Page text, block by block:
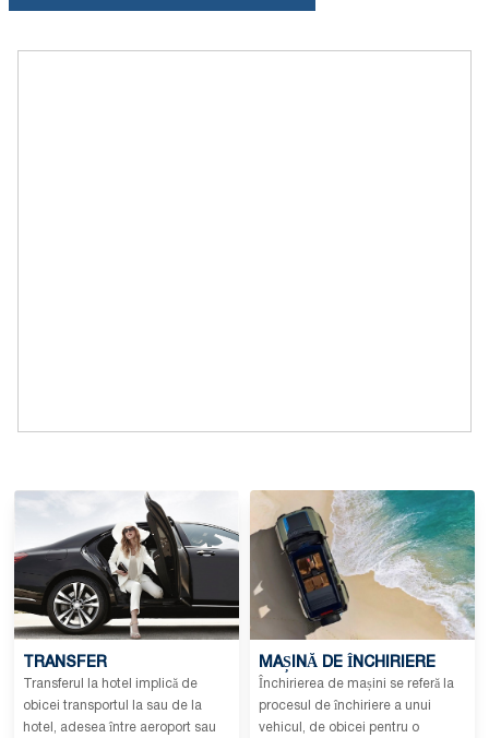
TRANSFER
Transferul la hotel implică de
obicei transportul la sau de la
hotel, adesea între aeroport sau
MAȘINĂ DE ÎNCHIRIERE
Închirierea de mașini se referă la
procesul de închiriere a unui
vehicul, de obicei pentru o